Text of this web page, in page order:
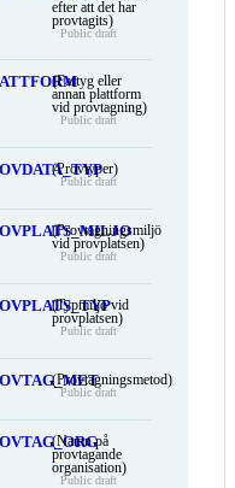
efter att det har
provtagits)
Public draft
(Fartyg eller
annan plattform
vid provtagning)
Public draft
(Provtyper)
Public draft
(Provtagningsmiljö
vid provplatsen)
Public draft
(Typmiljö vid
provplatsen)
Public draft
(Provtagningsmetod)
Public draft
(Namn på
provtagande
organisation)
Public draft